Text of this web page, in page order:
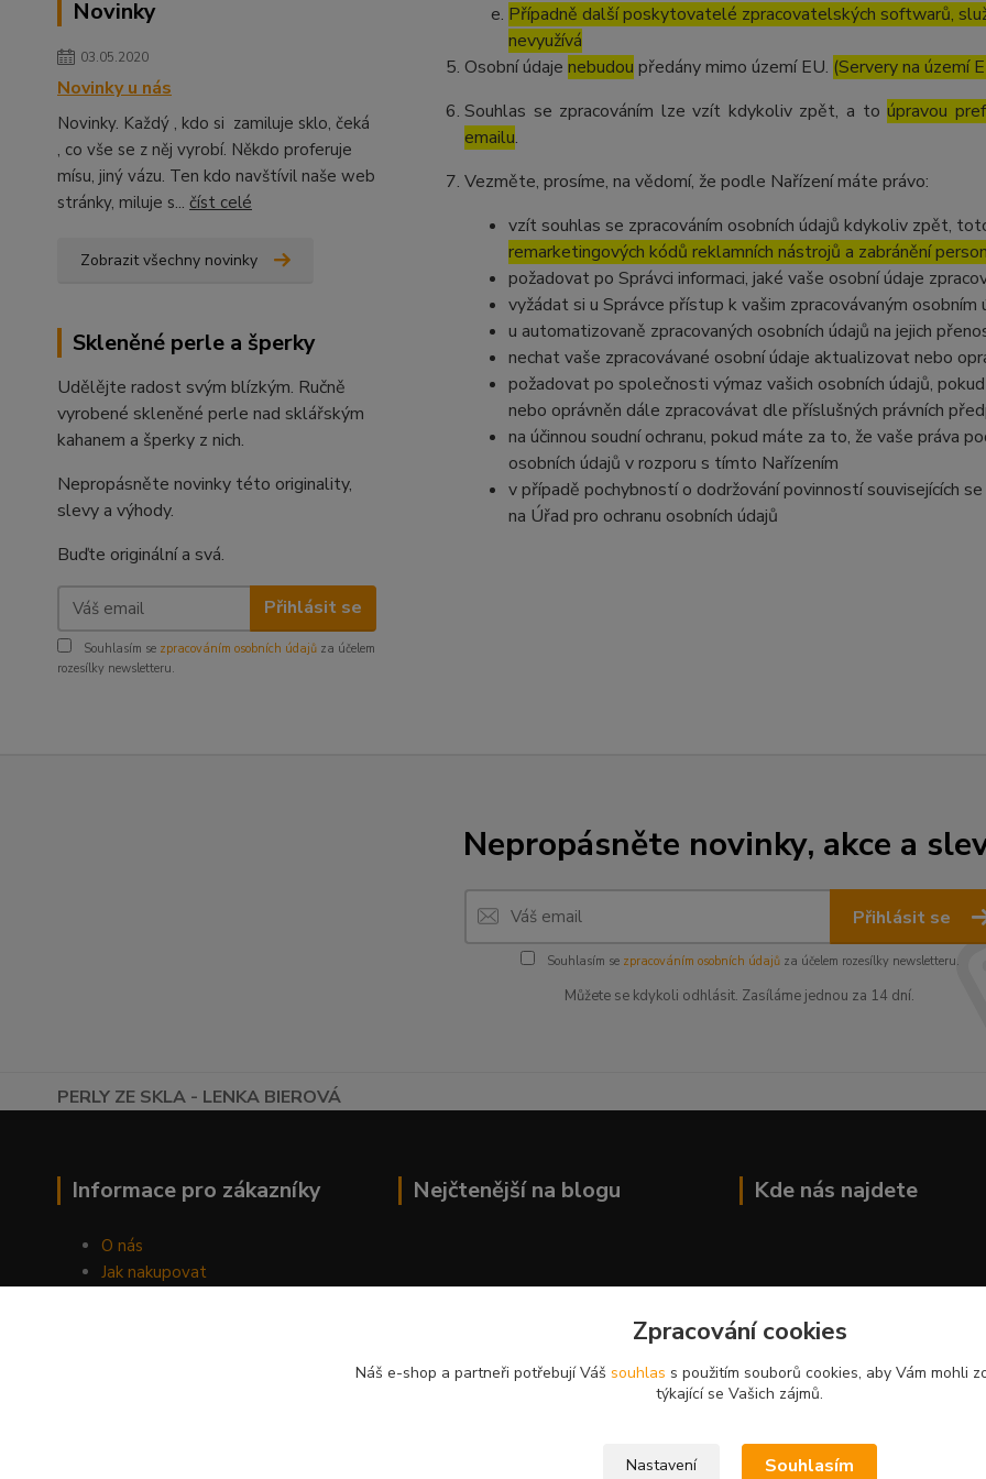
Novinky
03.05.2020
Novinky u nás
Novinky. Každý , kdo si zamiluje sklo, čeká
, co vše se z něj vyrobí. Někdo proferuje
mísu, jiný vázu. Ten kdo navštívil naše web
stránky, miluje s... číst celé
Zobrazit všechny novinky
Skleněné perle a šperky
Udělějte radost svým blízkým. Ručně
vyrobené skleněné perle nad sklářským
kahanem a šperky z nich.
Nepropásněte novinky této originality,
slevy a výhody.
Buďte originální a svá.
Přihlásit se
Souhlasím se zpracováním osobních údajů za účelem
rozesílky newsletteru.
Případně další poskytovatelé zpracovatelských softwarů,
nevyužívá
Osobní údaje nebudou předány mimo území EU. (Servery na území
Souhlas se zpracováním lze vzít kdykoliv zpět, a toúpravou
emailu.
Vezměte, prosíme, na vědomí, že podle Nařízení máte právo:
vzít souhlas se zpracováním osobních údajů kdykoliv zpět,
remarketingových kódů reklamních nástrojů a zabránění
požadovat po Správci informaci, jaké vaše osobní údaje
vyžádat si u Správce přístup k vašim zpracovávaným osobním
u automatizovaně zpracovaných osobních údajů na jejich
nechat vaše zpracovávané osobní údaje aktualizovat nebo
požadovat po společnosti výmaz vašich osobních údajů,
nebo oprávněn dále zpracovávat dle příslušných právních
na účinnou soudní ochranu, pokud máte za to, že vaše práva
osobních údajů v rozporu s tímto Nařízením
v případě pochybností o dodržování povinností souvisejících
na Úřad pro ochranu osobních údajů
Nepropásněte novinky, akce a
Přihlásit se
Souhlasím se zpracováním osobních údajůza účelem rozesílky newsletteru.
Můžete se kdykoli odhlásit. Zasíláme jednou za 14 dní.
PERLY ZE SKLA - LENKA BIEROVÁ
Informace pro zákazníky
O nás
Jak nakupovat
Nejčtenější na blogu Kde nás najdete
Zpracování cookies
Náš e-shop a partneři potřebují Váš souhlas s použitím souborů cookies, aby Vám mohli
týkající se Vašich zájmů.
Nastavení Souhlasím